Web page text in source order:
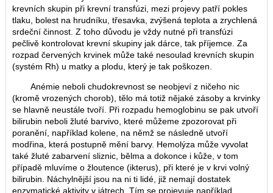
krevních skupin při krevní transfúzi, mezi projevy patří pokles
tlaku, bolest na hrudníku, třesavka, zvýšená teplota a zrychlená
srdeční činnost. Z toho důvodu je vždy nutné při transfúzi
pečlivě kontrolovat krevní skupiny jak dárce, tak příjemce. Za
rozpad červených krvinek může také nesoulad krevních skupin
(systém Rh) u matky a plodu, který je tak poškozen.
Anémie neboli chudokrevnost se neobjeví z ničeho nic
(kromě vrozených chorob), tělo má totiž nějaké zásoby a krvinky
se hlavně neustále tvoří. Při rozpadu hemoglobinu se pak utvoří
bilirubin neboli žluté barvivo, které můžeme zpozorovat při
poranění, například kolene, na němž se následně utvoří
modřina, která postupně mění barvy. Hemolýza může vyvolat
také žluté zabarvení sliznic, bělma a dokonce i kůže, v tom
případě mluvíme o žloutence (ikterus), při které je v krvi volný
bilirubin. Náchylnější jsou na ni ti lidé, již nemají dostatek
enzymatické aktivity v játrech. Tím se projevuje například